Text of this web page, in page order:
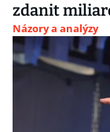
zdanit
Názory a analýzy